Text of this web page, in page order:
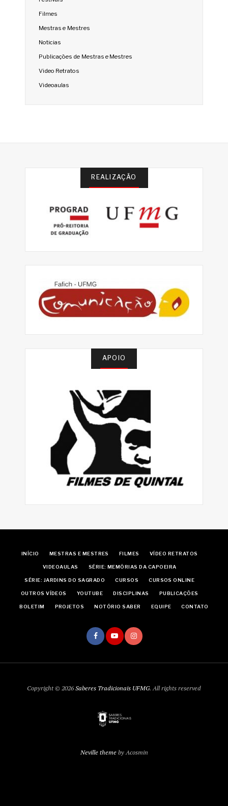
Filmes
Mestras e Mestres
Noticias
Publicações de Mestras e Mestres
Video Retratos
Videoaulas
REALIZAÇÃO
APOIO
INÍCIO MESTRAS E MESTRES FILMES VÍDEO RETRATOS
VIDEOAULAS SÉRIE: MEMÓRIAS DA CAPOEIRA
SÉRIE: JARDINS DO SAGRADO CURSOS CURSOS ONLINE
OUTROS VÍDEOS YOUTUBE DISCIPLINAS PUBLICAÇÕES
BOLETIM PROJETOS NOTÓRIO SABER EQUIPE CONTATO
Copyright © 2026Saberes Tradicionais UFMG. All rights reserved
Neville themeby Acosmin